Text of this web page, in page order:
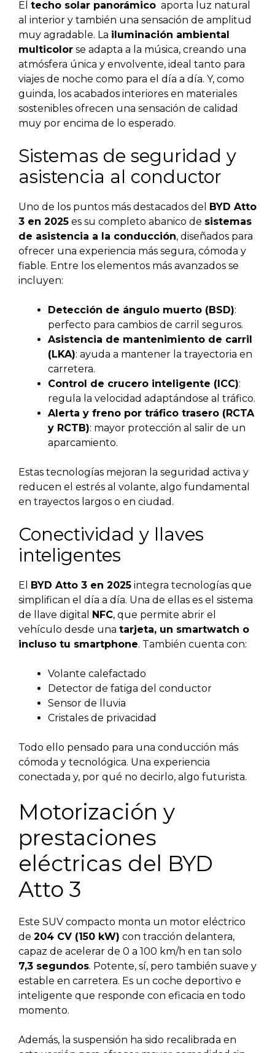
El techo solar panorámico aporta luz natural
al interior y también una sensación de amplitud
muy agradable. La iluminación ambiental
multicolor se adapta a la música, creando una
atmósfera única y envolvente, ideal tanto para
viajes de noche como para el día a día. Y, como
guinda, los acabados interiores en materiales
sostenibles ofrecen una sensación de calidad
muy por encima de lo esperado.
Sistemas de seguridad y
asistencia al conductor
Uno de los puntos más destacados del BYD Atto
3 en 2025 es su completo abanico de sistemas
de asistencia a la conducción, diseñados para
ofrecer una experiencia más segura, cómoda y
fiable. Entre los elementos más avanzados se
incluyen:
Detección de ángulo muerto (BSD):
perfecto para cambios de carril seguros.
Asistencia de mantenimiento de carril
(LKA): ayuda a mantener la trayectoria en
carretera.
Control de crucero inteligente (ICC):
regula la velocidad adaptándose al tráfico.
Alerta y freno por tráfico trasero (RCTA
y RCTB): mayor protección al salir de un
aparcamiento.
Estas tecnologías mejoran la seguridad activa y
reducen el estrés al volante, algo fundamental
en trayectos largos o en ciudad.
Conectividad y llaves
inteligentes
El BYD Atto 3 en 2025 integra tecnologías que
simplifican el día a día. Una de ellas es el sistema
de llave digital NFC, que permite abrir el
vehículo desde una tarjeta, un smartwatch o
incluso tu smartphone. También cuenta con:
Volante calefactado
Detector de fatiga del conductor
Sensor de lluvia
Cristales de privacidad
Todo ello pensado para una conducción más
cómoda y tecnológica. Una experiencia
conectada y, por qué no decirlo, algo futurista.
Motorización y
prestaciones
eléctricas del BYD
Atto 3
Este SUV compacto monta un motor eléctrico
de 204 CV (150 kW) con tracción delantera,
capaz de acelerar de 0 a 100 km/h en tan solo
7,3 segundos. Potente, sí, pero también suave y
estable en carretera. Es un coche deportivo e
inteligente que responde con eficacia en todo
momento.
Además, la suspensión ha sido recalibrada en